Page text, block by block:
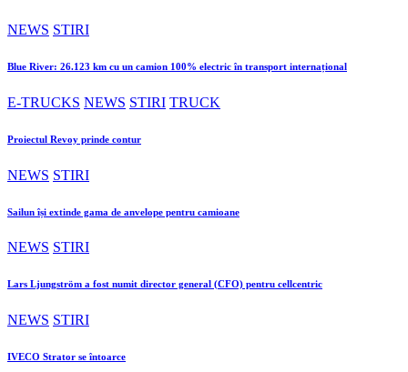
NEWS STIRI
Blue River: 26.123 km cu un camion 100% electric în transport internațional
E-TRUCKS NEWS STIRI TRUCK
Proiectul Revoy prinde contur
NEWS STIRI
Sailun își extinde gama de anvelope pentru camioane
NEWS STIRI
Lars Ljungström a fost numit director general (CFO) pentru cellcentric
NEWS STIRI
IVECO Strator se întoarce